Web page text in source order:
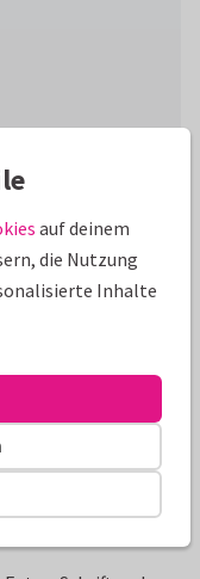
auf deinem
die Nutzung
Inhalte